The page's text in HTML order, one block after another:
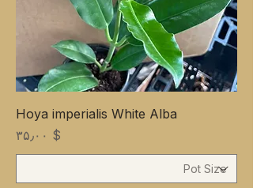
Hoya imperialis White Alba
Price
$ ۳۵٫۰۰